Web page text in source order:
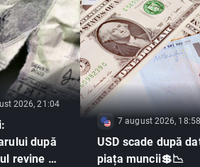
2026, 21:04
după
revine pe
7 august 2026, 18:58
USD scade după
piața muncii💲📉